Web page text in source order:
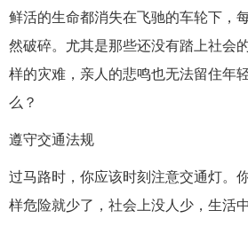
鲜活的生命都消失在飞驰的车轮下，
然破碎。尤其是那些还没有踏上社会
样的灾难，亲人的悲鸣也无法留住年
么？
遵守交通法规
过马路时，你应该时刻注意交通灯。
样危险就少了，社会上没人少，生活